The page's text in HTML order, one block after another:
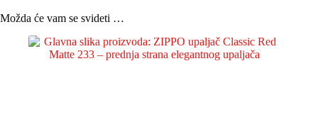
Možda će vam se svideti …